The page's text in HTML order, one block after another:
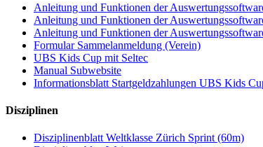
Anleitung und Funktionen der
Anleitung und Funktionen der
Anleitung und Funktionen der
Formular Sammelanmeldung (Verein)
UBS Kids Cup mit Seltec
Manual Subwebsite
Informationsblatt Startgeldzahlungen UBS Kids
Disziplinen
Disziplinenblatt Weltklasse Zürich Sprint (60m)